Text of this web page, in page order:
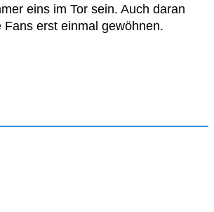
eins im Tor sein. Auch daran
Fans erst einmal gewöhnen.